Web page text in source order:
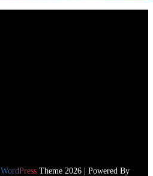
WordPress Theme 2026 | Powered By